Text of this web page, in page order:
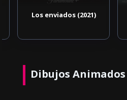
Los enviados (2021)
Dibujos Animados